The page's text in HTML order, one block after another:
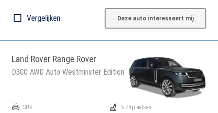
Vergelijken Deze auto interesseert mij
Land Rover Range Rover
D300 AWD Auto Westminster Edition
SUV 5 Zitplaatsen